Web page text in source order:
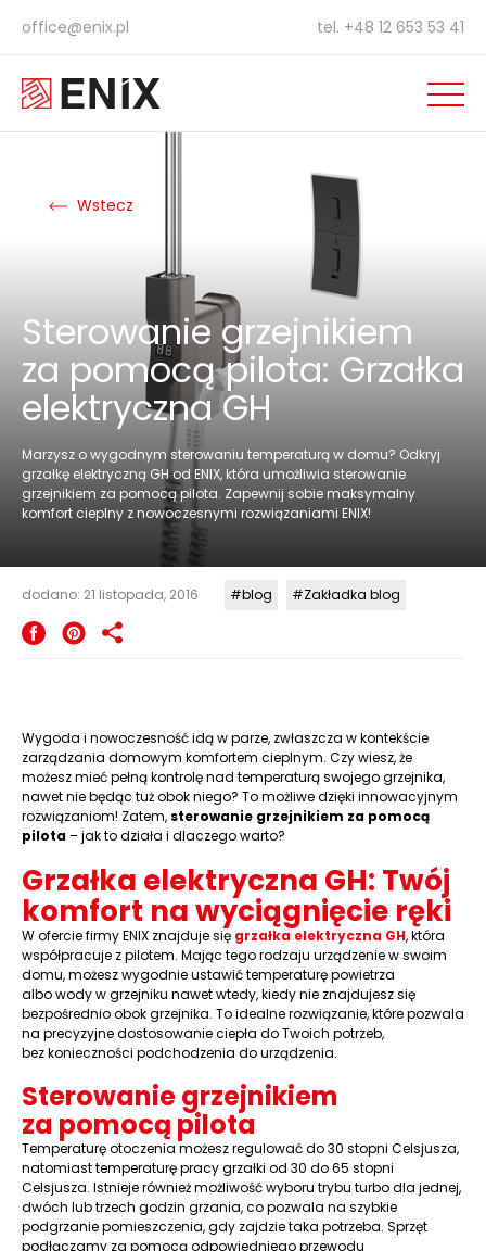
office@enix.pl tel. +48 12 653 53 41
Wstecz
Sterowanie grzejnikiem
za pomocą pilota: Grzałka
elektryczna GH
Marzysz o wygodnym sterowaniu temperaturą w domu? Odkryj
grzałkę elektryczną GH od ENIX, która umożliwia sterowanie
grzejnikiem za pomocą pilota. Zapewnij sobie maksymalny
komfort cieplny z nowoczesnymi rozwiązaniami ENIX!
dodano: 21 listopada, 2016 blog Zakładka blog
Wygoda i nowoczesność idą w parze, zwłaszcza w kontekście
zarządzania domowym komfortem cieplnym. Czy wiesz, że
możesz mieć pełną kontrolę nad temperaturą swojego grzejnika,
nawet nie będąc tuż obok niego? To możliwe dzięki innowacyjnym
rozwiązaniom! Zatem, sterowanie grzejnikiem za pomocą
pilota– jak to działa i dlaczego warto?
Grzałka elektryczna GH: Twój
komfort na wyciągnięcie ręki
W ofercie firmy ENIX znajduje się grzałka elektryczna GH, która
współpracuje z pilotem. Mając tego rodzaju urządzenie w swoim
domu, możesz wygodnie ustawić temperaturę powietrza
albo wody w grzejniku nawet wtedy, kiedy nie znajdujesz się
bezpośrednio obok grzejnika. To idealne rozwiązanie, które pozwala
na precyzyjne dostosowanie ciepła do Twoich potrzeb,
bez konieczności podchodzenia do urządzenia.
Sterowanie grzejnikiem
za pomocą pilota
Temperaturę otoczenia możesz regulować do 30 stopni Celsjusza,
natomiast temperaturę pracy grzałki od 30 do 65 stopni
Celsjusza. Istnieje również możliwość wyboru trybu turbo dla jednej,
dwóch lub trzech godzin grzania, co pozwala na szybkie
podgrzanie pomieszczenia, gdy zajdzie taka potrzeba. Sprzęt
podłączamy za pomocą odpowiedniego przewodu